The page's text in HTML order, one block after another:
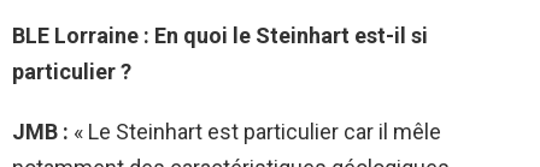
BLE Lorraine : En quoi le Steinhart est-il si
particulier ?
JMB : « Le Steinhart est particulier car il mêle